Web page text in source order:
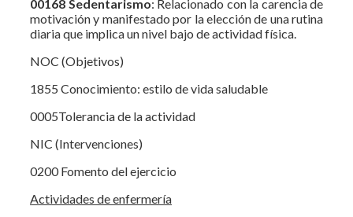
00168 Sedentarismo: Relacionado con la carencia de
motivación y manifestado por la elección de una rutina
diaria que implica un nivel bajo de actividad física.
NOC (Objetivos)
1855 Conocimiento: estilo de vida saludable
0005Tolerancia de la actividad
NIC (Intervenciones)
0200 Fomento del ejercicio
Actividades de enfermería